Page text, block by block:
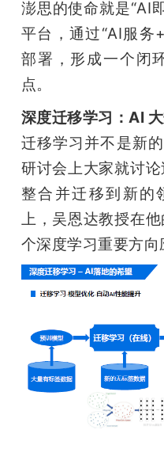
澎思的使命就是“AI
平台，通过“AI服务
部署，形成一个闭
点。
深度迁移学习：AI
迁移学习并不是新
研讨会上大家就讨
整合并迁移到新的
上，吴恩达教授在
个深度学习重要方向